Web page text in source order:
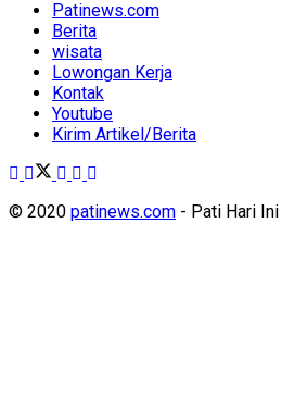
Patinews.com
Berita
wisata
Lowongan Kerja
Kontak
Youtube
Kirim Artikel/Berita
© 2020 patinews.com - Pati Hari Ini